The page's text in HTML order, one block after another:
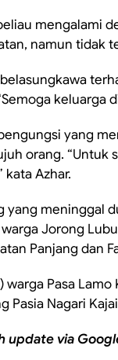
mengalami
namun tidak
keluarga
yang
orang. “Untuk
Azhar.
yang meninggal
Jorong
Panjang dan
Pasa Lamo
Pasia Nagari
update via